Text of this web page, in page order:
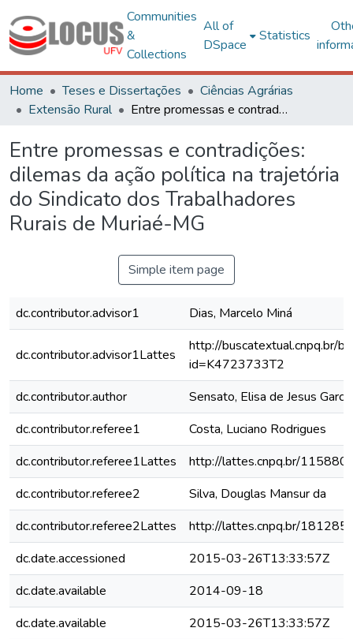
Communities
&
Collections
All of
DSpace
Statistics
Home Teses e Dissertações
Ciências Agrárias
Extensão Rural
Entre promessas e contradições: dilemas da ação política na trajetória do Sindicato dos Trabalhadores Rurais de Muriaé-MG
Entre promessas e contradições:
dilemas da ação política na trajetória
do Sindicato dos Trabalhadores
Rurais de Muriaé-MG
Simple item page
dc.contributor.advisor1 Dias, Marcelo Miná
dc.contributor.advisor1Lattes
http://buscatextual.cnpq.br/
id=K4723733T2
dc.contributor.author
Sensato, Elisa de Jesus Garcia
dc.contributor.referee1
Costa, Luciano Rodrigues
dc.contributor.referee1Lattes
http://lattes.cnpq.br/
dc.contributor.referee2
Silva, Douglas Mansur da
dc.contributor.referee2Lattes
http://lattes.cnpq.br/
dc.date.accessioned
2015-03-26T13:33:57Z
dc.date.available
2014-09-18
dc.date.available
2015-03-26T13:33:57Z